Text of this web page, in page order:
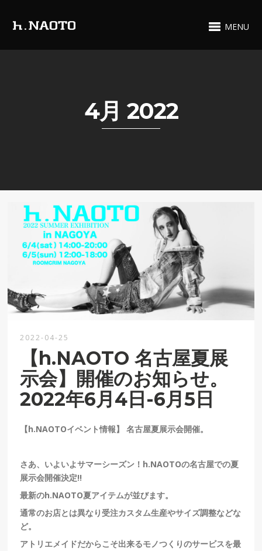
MENU
4月 2022
2022-04-25
【h.NAOTO 名古屋夏展
示会】開催のお知らせ。
2022年6月4日-6月5日
【h.NAOTOイベント情報】 名古屋夏展示会開催。
さあ、いよいよサマーシーズン！h.NAOTOの名古屋での夏
展示会開催決定!!
最新のh.NAOTO夏アイテムが並びます。
通常のお店とは異なり受注カスタム生産やサイズ調整などな
ど。
アトリエメイドだからこそ出来るモノつくりのサービスを最